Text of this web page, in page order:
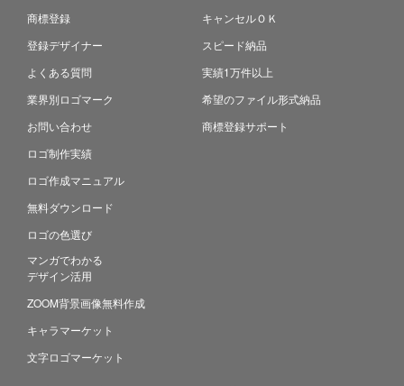
商標登録
登録デザイナー
よくある質問
業界別ロゴマーク
お問い合わせ
ロゴ制作実績
ロゴ作成マニュアル
無料ダウンロード
ロゴの色選び
マンガでわかる
デザイン活用
ZOOM背景画像無料作成
キャラマーケット
文字ロゴマーケット
キャンセルＯＫ
スピード納品
実績1万件以上
希望のファイル形式納品
商標登録サポート